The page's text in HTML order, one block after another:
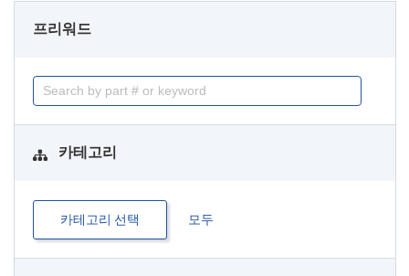
프리워드
카테고리
카테고리 선택 모두